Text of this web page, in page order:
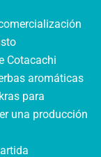
Cotacachi
aromáticas
para
una producción